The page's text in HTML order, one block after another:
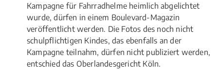
Kampagne für Fahrradhelme heimlich abgelichtet
wurde, dürfen in einem Boulevard-Magazin
veröffentlicht werden. Die Fotos des noch nicht
schulpflichtigen Kindes, das ebenfalls an der
Kampagne teilnahm, dürfen nicht publiziert werden,
entschied das Oberlandesgericht Köln.